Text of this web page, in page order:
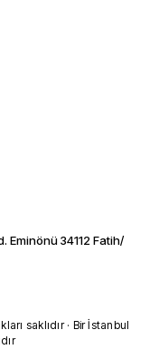
Eminönü 34112 Fatih/
saklıdır · Bir İstanbul